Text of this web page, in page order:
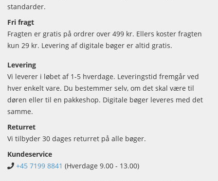
standarder.
Fri fragt
Fragten er gratis på ordrer over 499 kr. Ellers koster fragten
kun 29 kr. Levering af digitale bøger er altid gratis.
Levering
Vi leverer i løbet af 1-5 hverdage. Leveringstid fremgår ved
hver enkelt vare. Du bestemmer selv, om det skal være til
døren eller til en pakkeshop. Digitale bøger leveres med det
samme.
Returret
Vi tilbyder 30 dages returret på alle bøger.
Kundeservice
+45 7199 8841 (Hverdage 9.00 - 13.00)